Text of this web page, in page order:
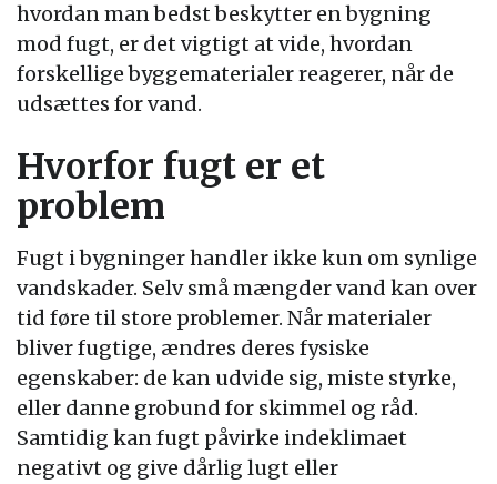
hvordan man bedst beskytter en bygning
mod fugt, er det vigtigt at vide, hvordan
forskellige byggematerialer reagerer, når de
udsættes for vand.
Hvorfor fugt er et
problem
Fugt i bygninger handler ikke kun om synlige
vandskader. Selv små mængder vand kan over
tid føre til store problemer. Når materialer
bliver fugtige, ændres deres fysiske
egenskaber: de kan udvide sig, miste styrke,
eller danne grobund for skimmel og råd.
Samtidig kan fugt påvirke indeklimaet
negativt og give dårlig lugt eller